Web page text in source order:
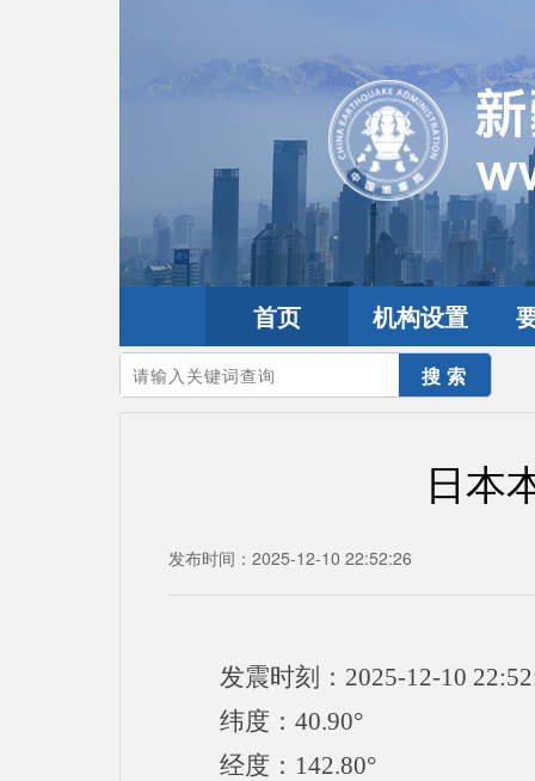
首页 机构设置
您的当前位置：首页>地震频道 全球震讯
日本
发布时间：2025-12-10 22:52:26
发震时刻：2025-12-10
纬度：40.90°
经度：142.80°